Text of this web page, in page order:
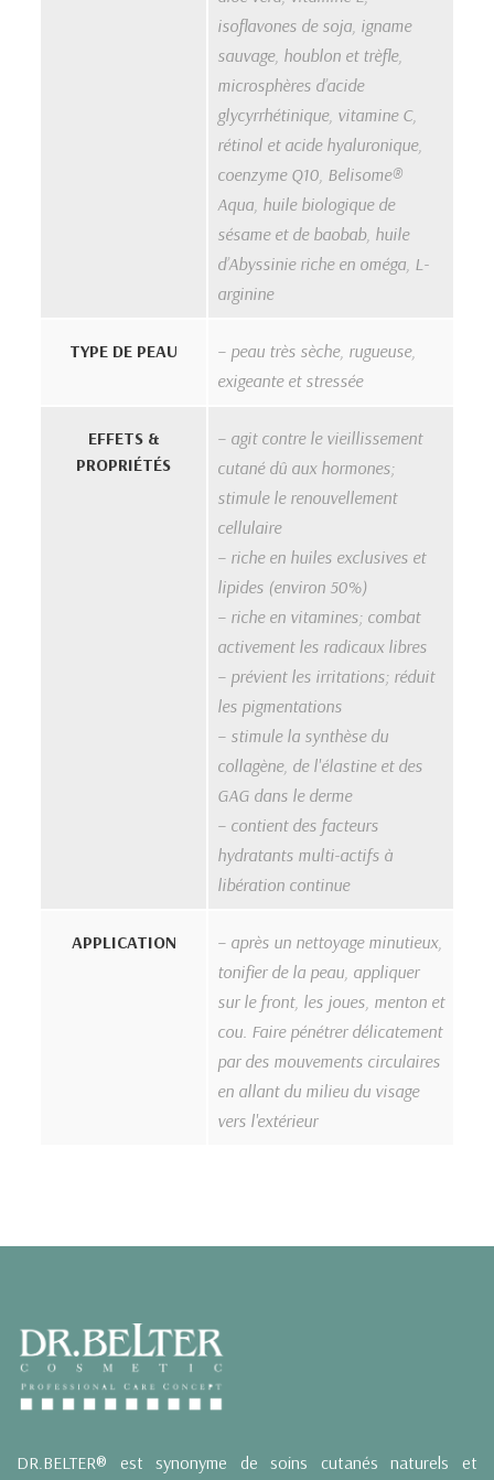
isoflavones de soja, igname
sauvage, houblon et trèfle,
microsphères d’acide
glycyrrhétinique, vitamine C,
rétinol et acide hyaluronique,
coenzyme Q10, Belisome®
Aqua, huile biologique de
sésame et de baobab, huile
d’Abyssinie riche en oméga, L-
arginine
TYPE DE PEAU
– peau très sèche, rugueuse,
exigeante et stressée
EFFETS &
PROPRIÉTÉS
– agit contre le vieillissement
cutané dû aux hormones;
stimule le renouvellement
cellulaire
– riche en huiles exclusives et
lipides (environ 50%)
– riche en vitamines; combat
activement les radicaux libres
– prévient les irritations; réduit
les pigmentations
– stimule la synthèse du
collagène, de l'élastine et des
GAG dans le derme
– contient des facteurs
hydratants multi-actifs à
libération continue
APPLICATION
– après un nettoyage minutieux,
tonifier de la peau, appliquer
sur le front, les joues, menton et
cou. Faire pénétrer délicatement
par des mouvements circulaires
en allant du milieu du visage
vers l'extérieur
DR.BELTER® est synonyme de soins cutanés naturels et